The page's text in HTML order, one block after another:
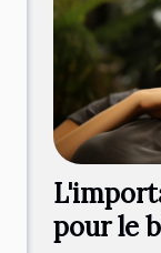
pour le